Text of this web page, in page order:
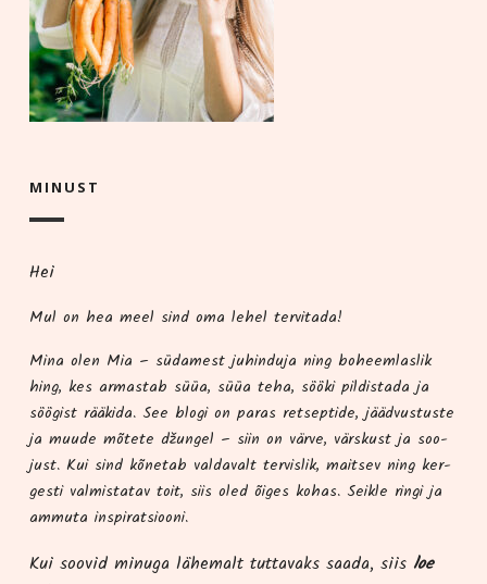
MINUST
Hei
Mul on hea meel sind oma lehel tervitada!
Mina olen Mia – süda­me­st juhindu­ja ning boheem­las­lik
hing, kes armas­tab süüa, süüa teha, söö­ki pil­dis­ta­da ja
söö­gist rää­ki­da. See blo­gi on paras ret­sep­ti­de, jääd­vus­tus­te
ja muu­de mõte­te džun­gel – siin on vär­ve, värs­kust ja soo­
just. Kui sind kõne­tab val­da­valt ter­vis­lik, mait­sev ning ker­
ges­ti val­mis­ta­tav toit, siis oled õiges kohas. Seik­le rin­gi ja
ammu­ta inspiratsiooni.
Kui soo­vid minu­ga lähe­malt tut­ta­vaks saa­da, siis loe